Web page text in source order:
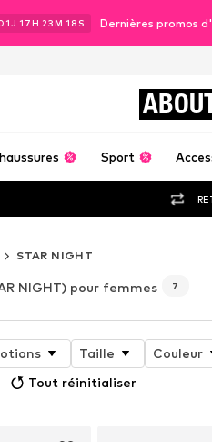
J 17H 23M 17 S Dernières promos
Sport
STAR NIGHT
NIGHT) pour femmes 7
Taille Couleur
Tout réinitialiser